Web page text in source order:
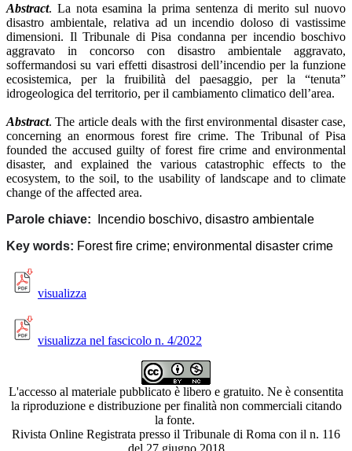
Abstract. La nota esamina la prima sentenza di merito sul nuovo
disastro ambientale, relativa ad un incendio doloso di vastissime
dimensioni. Il Tribunale di Pisa condanna per incendio boschivo
aggravato in concorso con disastro ambientale aggravato,
soffermandosi su vari effetti disastrosi dell’incendio per la funzione
ecosistemica, per la fruibilità del paesaggio, per la “tenuta”
idrogeologica del territorio, per il cambiamento climatico dell’area.
Abstract. The article deals with the first environmental disaster case,
concerning an enormous forest fire crime. The Tribunal of Pisa
founded the accused guilty of forest fire crime and environmental
disaster, and explained the various catastrophic effects to the
ecosystem, to the soil, to the usability of landscape and to climate
change of the affected area.
Parole chiave:
Incendio boschivo, disastro ambientale
Key words: Forest fire crime; environmental disaster crime
visualizza
visualizza nel fascicolo n. 4/2022
L'accesso al materiale pubblicato è libero e gratuito. Ne è consentita
la riproduzione e distribuzione per finalità non commerciali citando
la fonte.
Rivista Online Registrata presso il Tribunale di Roma con il n. 116
del 27 giugno 2018